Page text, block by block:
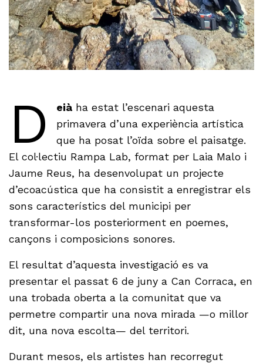
D eiàha estat l’escenari aquesta
primavera d’una experiència artística
que ha posat l’oïda sobre el paisatge.
El col·lectiu Rampa Lab, format per Laia Malo i
Jaume Reus, ha desenvolupat un projecte
d’ecoacústica que ha consistit a enregistrar els
sons característics del municipi per
transformar-los posteriorment en poemes,
cançons i composicions sonores.
El resultat d’aquesta investigació es va
presentar el passat 6 de juny a Can Corraca, en
una trobada oberta a la comunitat que va
permetre compartir una nova mirada —o millor
dit, una nova escolta— del territori.
Durant mesos, els artistes han recorregut